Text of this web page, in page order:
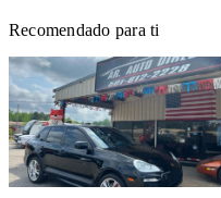
Recomendado para ti